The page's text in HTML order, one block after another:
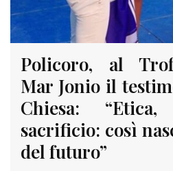
Policoro, al
Mar Jonio il
Chiesa:
sacrificio: così
del futuro”